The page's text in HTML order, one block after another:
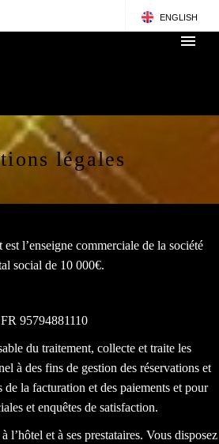
ENGLISH
légales
l’enseigne commerciale de la société
social de 10 000€.
95794881110
du traitement, collecte et traite les
à des fins de gestion des réservations et
de la facturation et des paiements et pour
et enquêtes de satisfaction.
l’hôtel et à ses prestataires. Vous disposez